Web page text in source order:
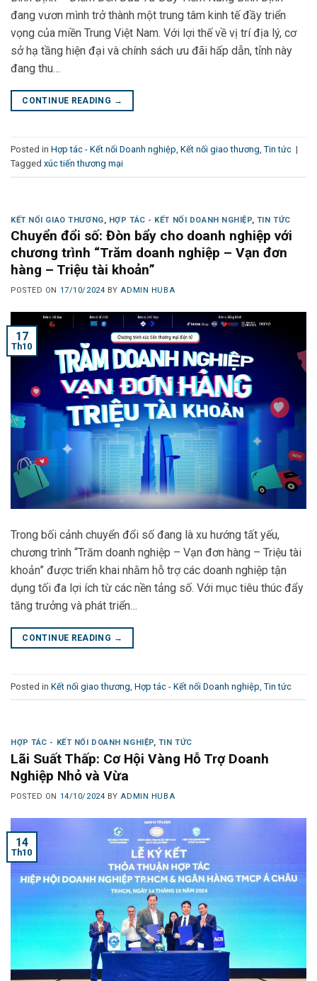
đang vươn mình trở thành một trung tâm kinh tế đầy triển
vọng của miền Trung Việt Nam. Với lợi thế về vị trí địa lý, cơ
sở hạ tầng hiện đại và chính sách ưu đãi hấp dẫn, tỉnh này
đang thu…
CONTINUE READING →
Posted in Hợp tác - Kết nối Doanh nghiệp Kết nối giao thương Tin tức |
Tagged xúc tiến thương mại
KẾT NỐI GIAO THƯƠNG HỢP TÁC - KẾT NỐI DOANH NGHIỆP, TIN TỨC
Chuyển đổi số: Đòn bẩy cho doanh nghiệp với
chương trình “Trăm doanh nghiệp – Vạn đơn
hàng – Triệu tài khoản”
POSTED ON 17/10/2024 BYADMIN HUBA
17
Th10
Trong bối cảnh chuyển đổi số đang là xu hướng tất yếu,
chương trình “Trăm doanh nghiệp – Vạn đơn hàng – Triệu tài
khoản” được triển khai nhằm hỗ trợ các doanh nghiệp tận
dụng tối đa lợi ích từ các nền tảng số. Với mục tiêu thúc đẩy
tăng trưởng và phát triển…
CONTINUE READING →
Posted in Kết nối giao thương Hợp tác - Kết nối Doanh nghiệp Tin tức
HỢP TÁC - KẾT NỐI DOANH NGHIỆP, TIN TỨC
Lãi Suất Thấp: Cơ Hội Vàng Hỗ Trợ Doanh
Nghiệp Nhỏ và Vừa
POSTED ON 14/10/2024 BYADMIN HUBA
14
Th10